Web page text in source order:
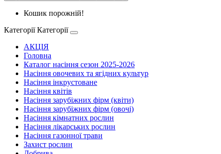
Кошик порожній!
Категорії Категорії
АКЦІЯ
Головна
Каталог насіння сезон 2025-2026
Насіння овочевих та ягідних культур
Насіння інкрустоване
Насіння квітів
Насіння зарубіжних фірм (квіти)
Насіння зарубіжних фірм (овочі)
Насіння кімнатних рослин
Насіння лікарських рослин
Насіння газонної трави
Захист рослин